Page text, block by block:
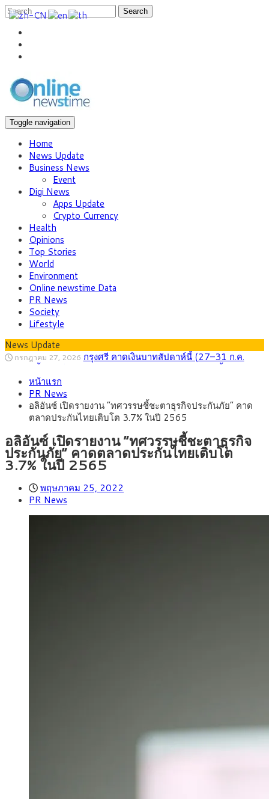
Search
Toggle navigation
Home
News Update
Business News
Event
Digi News
Apps Update
Crypto Currency
Health
Opinions
Top Stories
World
Environment
Online newstime Data
PR News
Society
Lifestyle
News Update
กรกฎาคม 27, 2026 กรุงศรี คาดเงินบาทสัปดาห์นี้ (27–31 ก.ค.
หน้ารถไฟฟ้าสงขลา โมโนเรล 12.54 กม. เชื่อมเมืองหาดใหญ่
สิงหาคม 4, 2026
รายหัวเพียง 2,618 บาท เสนอทบทวนจัดสรรงบให้สอดคล้องภาระ
งานจริง
สิงหาคม 3, 2026
กรุงศรี คาดเงินบาทสัปดาห์นี้ซื้อขายในกรอบ
33.00-33.60 ติดตามข้อมูลจ้างงานสหรัฐฯ
สิงหาคม 1, 2026 “เอกนิติ” เปิดเครื่องยนต์เศรษฐกิจใหม่ของไทย
เดินหน้า 5 ยุทธศาสตร์ รื้อโครงสร้างเศรษฐกิจ ดันไทยโตเต็ม
ศักยภาพ
กรกฎาคม 27, 2026 ภัยเงียบใกล้ตัวเด็ก LSD “แสตมป์เมา” ยาเสพ
ติดลายการ์ตูน กรมศุลกากร เตือนผู้ปกครองเฝ้าระวัง หลังยึดล็อต
ใหญ่จากเยอรมนี
หน้าแรก
PR News
อลิอันซ์ เปิดรายงาน “ทศวรรษชี้ชะตาธุรกิจประกันภัย” คาด
ตลาดประกันไทยเติบโต 3.7% ในปี 2565
อลิอันซ์ เปิดรายงาน “ทศวรรษชี้ชะตาธุรกิจ
ประกันภัย” คาดตลาดประกันไทยเติบโต
3.7% ในปี 2565
พฤษภาคม 25, 2022
PR News